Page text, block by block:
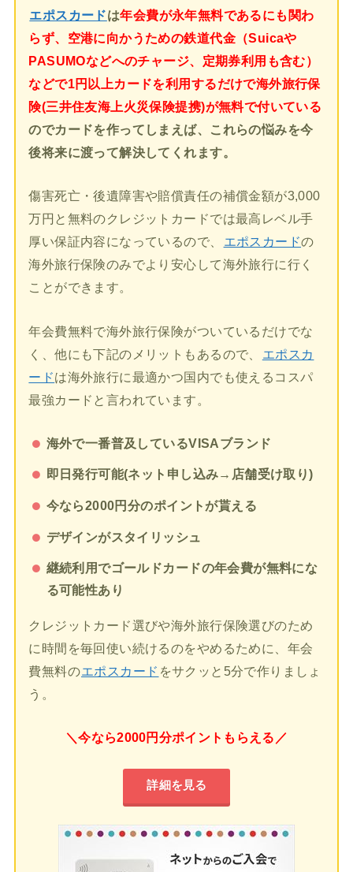
エポスカードは年会費が永年無料であるにも関わ
らず、空港に向かうための鉄道代金（Suicaや
PASUMOなどへのチャージ、定期券利用も含む）
などで1円以上カードを利用するだけで海外旅行保
険(三井住友海上火災保険提携)が無料で付いている
のでカードを作ってしまえば、これらの悩みを今
後将来に渡って解決してくれます。
傷害死亡・後遺障害や賠償責任の補償金額が3,000
万円と無料のクレジットカードでは最高レベル手
厚い保証内容になっているので、
エポスカードの
海外旅行保険のみでより安心して海外旅行に行く
ことができます。
年会費無料で海外旅行保険がついているだけでな
く、他にも下記のメリットもあるので、
エポスカ
ードは海外旅行に最適かつ国内でも使えるコスパ
最強カードと言われています。
海外で一番普及しているVISAブランド
即日発行可能(ネット申し込み→店舗受け取り)
今なら2000円分のポイントが貰える
デザインがスタイリッシュ
継続利用でゴールドカードの年会費が無料にな
る可能性あり
クレジットカード選びや海外旅行保険選びのため
に時間を毎回使い続けるのをやめるために、年会
費無料のエポスカード をサクッと5分で作りましょ
う。
＼今なら2000円分ポイントもらえる／
詳細を見る